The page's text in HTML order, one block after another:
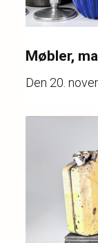
Møbler,
Den 20.